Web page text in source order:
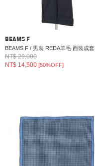
BEAMS F
BEAMS F / 男裝 REDA羊毛 西裝成套
NT$ 29,000
NT$ 14,500 [50%OFF]